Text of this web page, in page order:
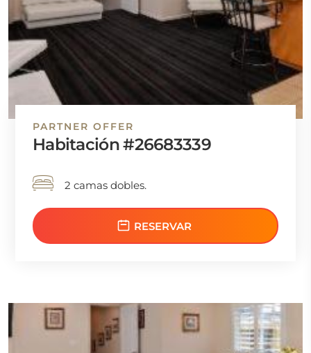
PARTNER OFFER
Habitación #26683339
2 camas dobles.
RESERVAR